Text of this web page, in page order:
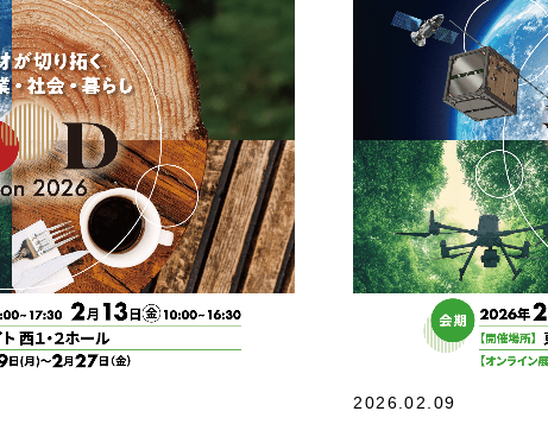
2026.02.09